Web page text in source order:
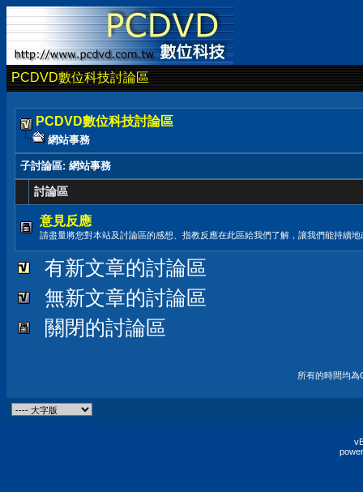
PCDVD數位科技討論區
PCDVD數位科技討論區
網站事務
子討論區: 網站事務
討論區
意見反應
請盡量將您對本站及討論區的感想、指教反應在此區給我們了解，讓我們能持續
有新文章的討論區
無新文章的討論區
關閉的討論區
所有的時間均為